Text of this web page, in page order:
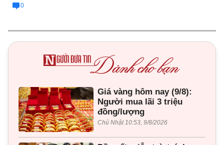
0
Giá vàng hôm nay (9/8):
Người mua lãi 3 triệu
đồng/lượng
Chủ Nhật 10:53, 9/8/2026